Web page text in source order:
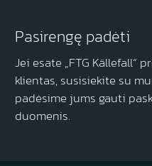
Pasirengę padėti
Jei esate „FTG Källefall“
klientas, susisiekite su
padėsime jums gauti
duomenis.